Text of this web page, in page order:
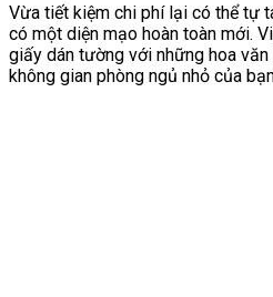
Vừa tiết kiệm chi phí lại có thể tự
có một diện mạo hoàn toàn mới.
giấy dán tường với những hoa
không gian phòng ngủ nhỏ của